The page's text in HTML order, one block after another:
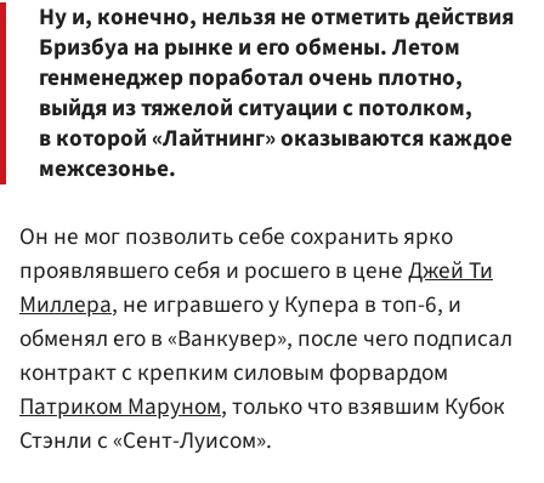
Ну и, конечно, нельзя не отметить действия
Бризбуа на рынке и его обмены. Летом
генменеджер поработал очень плотно,
выйдя из тяжелой ситуации с потолком,
в которой «Лайтнинг» оказываются каждое
межсезонье.
Он не мог позволить себе сохранить ярко
проявлявшего себя и росшего в ценеДжей Ти
Миллера, не игравшего у Купера в топ-6, и
обменял его в «Ванкувер», после чего подписал
контракт с крепким силовым форвардом
Патриком Маруном, только что взявшим Кубок
Стэнли с «Сент-Луисом».